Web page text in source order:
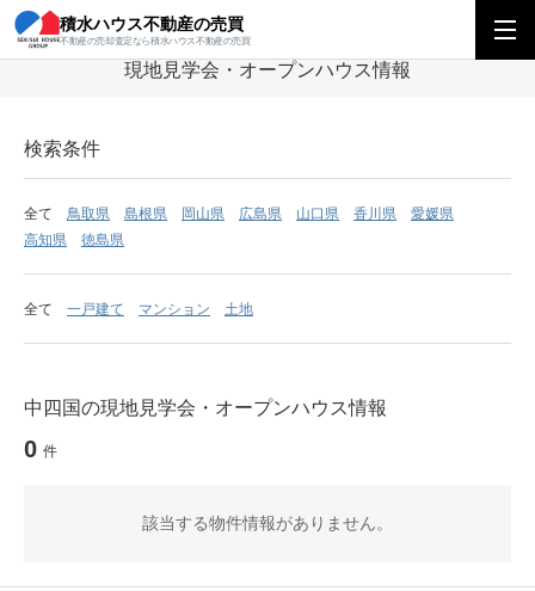
積水ハウス不動産の売買
不動産の売却査定なら積水ハウス不動産の売買
積水ハウス不動産の売買 中四国エリア
現地見学会・オープンハウス情報
検索条件
全て 鳥取県 島根県 岡山県 広島県 山口県 香川県
愛媛県
高知県
徳島県
全て 一戸建て マンション 土地
中四国の現地見学会・オープンハウス情報
0 件
該当する物件情報がありません。